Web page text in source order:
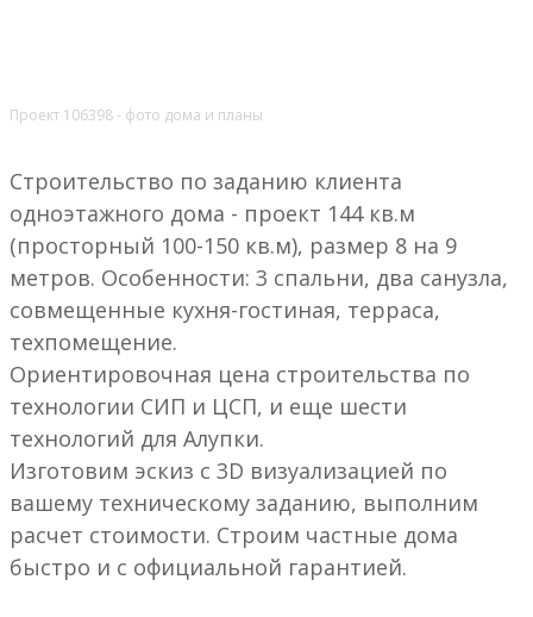
Проект 106398 - фото дома и планы
Строительство по заданию клиента
одноэтажного дома - проект 144 кв.м
(просторный 100-150 кв.м), размер 8 на 9
метров. Особенности: 3 спальни, два санузла,
совмещенные кухня-гостиная, терраса,
техпомещение.
Ориентировочная цена строительства по
технологии СИП и ЦСП, и еще шести
технологий для Алупки.
Изготовим эскиз с 3D визуализацией по
вашему техническому заданию, выполним
расчет стоимости. Строим частные дома
быстро и с официальной гарантией.